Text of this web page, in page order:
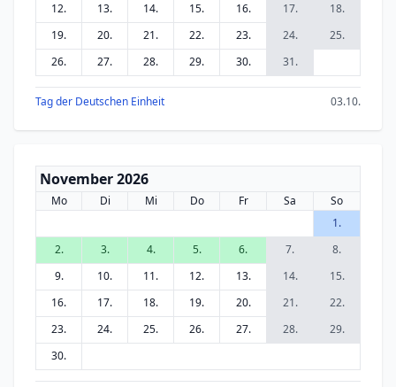
12.
13. 14. 15. 16. 17.
18.
19.
20. 21. 22. 23. 24.
25.
26.
27. 28. 29. 30. 31.
Tag der Deutschen Einheit 03.10.
November 2026
Mo Di Mi Do Fr Sa
So
1.
2.
3. 4. 5. 6. 7.
8.
9.
10. 11. 12. 13. 14.
15.
16.
17. 18. 19. 20. 21.
22.
23.
24. 25. 26. 27. 28.
29.
30.